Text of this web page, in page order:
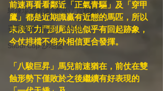
騎練場地數據 (香港) / 資料組
賽事報名 (香港) / 資料組
Saudi Cup 沙地盃
前速再看看鄰近「正氣青驅」及「穿甲
鷹」都是近期識贏有近態的馬匹，所以
末段可力鬥到尾的牠似乎有回起跡象，
今仗排檔不俗外相信更合發揮。
「八駿巨昇」馬兒前速猶在，前仗在雙
蝕形勢下僅敗於之後繼續有好表現的